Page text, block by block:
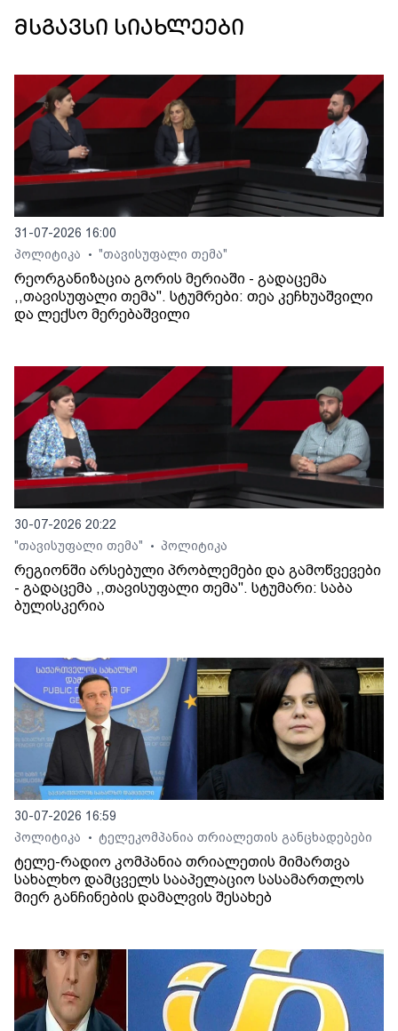
მსგავსი სიახლეები
31-07-2026 16:00
პოლიტიკა
• "თავისუფალი თემა"
რეორგანიზაცია გორის მერიაში - გადაცემა
,,თავისუფალი თემა". სტუმრები: თეა კეჩხუაშვილი
და ლექსო მერებაშვილი
30-07-2026 20:22
"თავისუფალი თემა"
• პოლიტიკა
რეგიონში არსებული პრობლემები და გამოწვევები
- გადაცემა ,,თავისუფალი თემა". სტუმარი: საბა
ბულისკერია
30-07-2026 16:59
პოლიტიკა
• ტელეკომპანია თრიალეთის განცხადებები
ტელე-რადიო კომპანია თრიალეთის მიმართვა
სახალხო დამცველს სააპელაციო სასამართლოს
მიერ განჩინების დამალვის შესახებ